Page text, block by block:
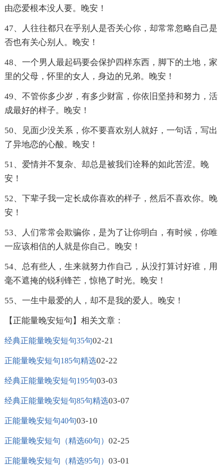
由恋爱根本没人要。晚安！
47、人往往都只在乎别人是否关心你，却常常忽略自己是
否也有关心别人。晚安！
48、一个男人最起码要会保护四样东西，脚下的土地，家
里的父母，怀里的女人，身边的兄弟。晚安！
49、不管你多少岁，有多少财富，你依旧坚持和努力，活
成最好的样子。晚安！
50、见面少没关系，你不要喜欢别人就好，一句话，写出
了异地恋的心酸。晚安！
51、爱情并不复杂、却总是被我们诠释的如此苦涩。晚
安！
52、下辈子我一定长成你喜欢的样子，然后不喜欢你。晚
安！
53、人们常常会欺骗你，是为了让你明白，有时候，你唯
一应该相信的人就是你自己。晚安！
54、总有些人，生来就努力作自己，从没打算讨好谁，用
毫不遮掩的锐利锋芒，惊艳了时光。晚安！
55、一生中最爱的人，却不是我的爱人。晚安！
【正能量晚安短句】相关文章：
经典正能量晚安短句35句02-21
正能量晚安短句185句精选02-22
经典正能量晚安短句195句03-03
经典正能量晚安短句85句精选03-07
正能量晚安短句40句03-10
正能量晚安短句（精选60句） 02-25
正能量晚安短句（精选95句） 03-01